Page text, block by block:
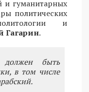
и гуманитарных
политических
и
Гагарин.
быть
в том числе